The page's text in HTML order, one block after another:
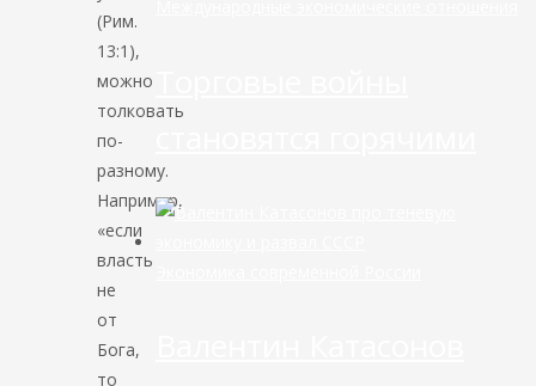
(Рим.
13:1),
можно
толковать
по-
разному.
Например,
«если
власть
не
от
Бога,
то